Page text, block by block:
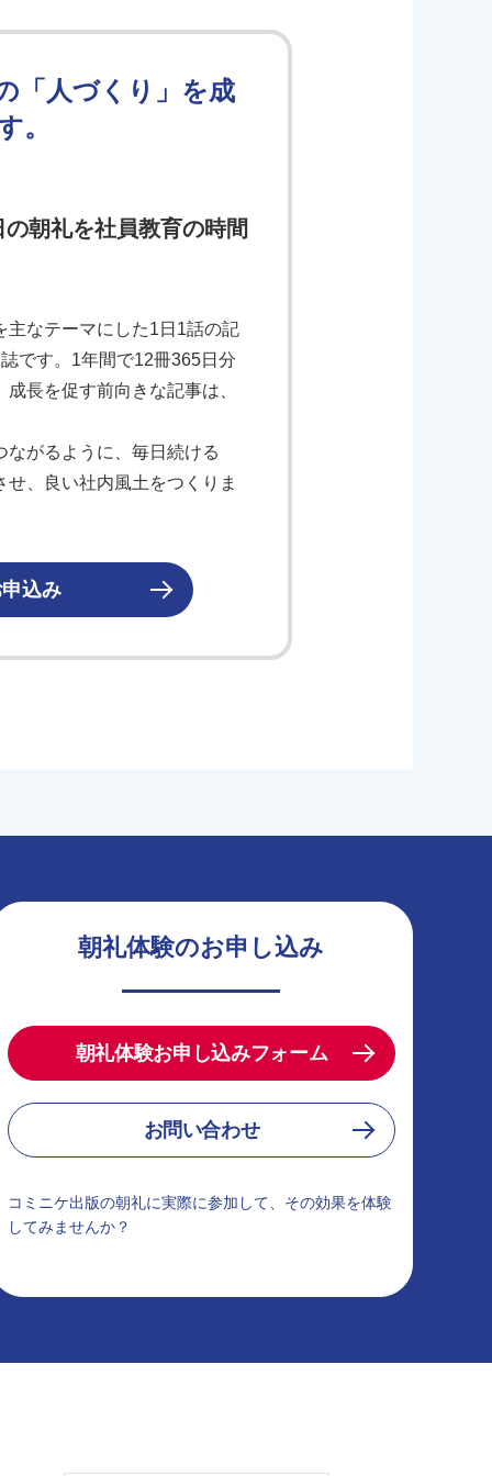
「人づくり」を成
。
朝礼を社員教育の時間
主なテーマにした1日1話の記
です。1年間で12冊365日分
長を促す前向きな記事は、
がるように、毎日続ける
、良い社内風土をつくりま
込み
朝礼体験のお申し込み
朝礼体験お申し込みフォーム
お問い合わせ
コミニケ出版の朝礼に実際に参加して、その効果を体験
してみませんか？